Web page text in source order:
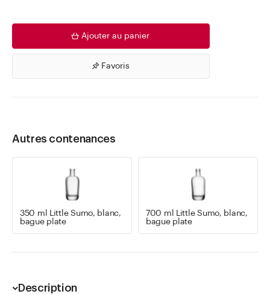
Ajouter au panier
Favoris
Autres contenances
350 ml Little Sumo, blanc,
bague plate
700 ml Little Sumo, blanc,
bague plate
Description